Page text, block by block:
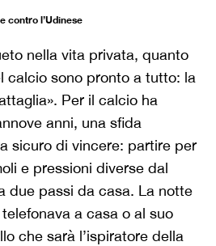
contro l’Udinese
nella vita privata, quanto
calcio sono pronto a tutto: la
Per il calcio ha
anni, una sfida
sicuro di vincere: partire per
e pressioni diverse dal
due passi da casa. La notte
a casa o al suo
che sarà l’ispiratore della